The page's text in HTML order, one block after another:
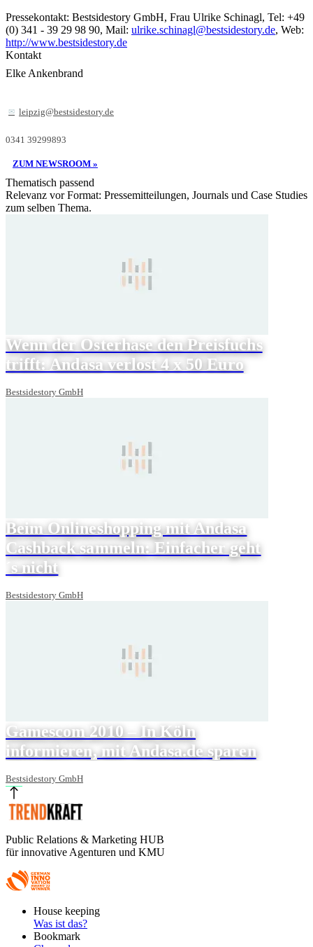
Pressekontakt: Bestsidestory GmbH, Frau Ulrike Schinagl, Tel: +49
(0) 341 - 39 29 98 90, Mail: ulrike.schinagl@bestsidestory.de, Web:
http://www.bestsidestory.de
Kontakt
Elke Ankenbrand
leipzig@bestsidestory.de
0341 39299893
ZUM NEWSROOM »
Thematisch passend
Relevanz vor Format: Pressemitteilungen, Journals und Case Studies
zum selben Thema.
Wenn der Osterhase den Preisfuchs
trifft: Andasa verlost 4 x 50 Euro
Bestsidestory GmbH
Beim Onlineshopping mit Andasa
Cashback sammeln: Einfacher geht
´s nicht
Bestsidestory GmbH
Gamescom 2010 – In Köln
informieren, mit Andasa.de sparen
Bestsidestory GmbH
Public Relations & Marketing HUB
für innovative Agenturen und KMU
FooterHouse keeping
Was ist das?
Bookmark